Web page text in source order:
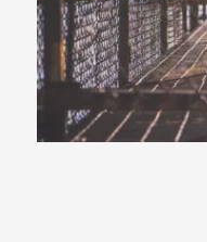
Branding,